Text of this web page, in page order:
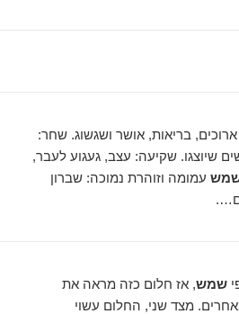
בריאות, אושר ושגשוג. שחר:
שיוצגו. שקיעה: עצב, געגוע לעבר,
עמומה וזוהרת נמוכה: שברון
שמש, אז חלום כזה מראה את
מצד שני, החלום עשוי